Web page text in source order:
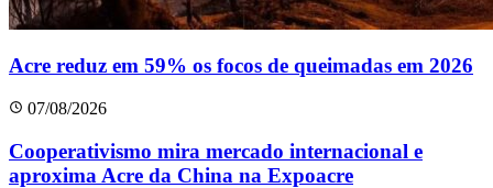
Acre reduz em 59% os focos de queimadas em 2026
07/08/2026
Cooperativismo mira mercado internacional e
aproxima Acre da China na Expoacre